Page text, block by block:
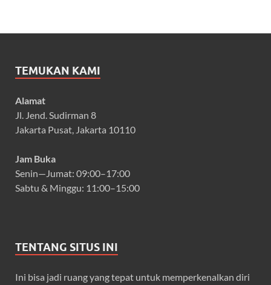
TEMUKAN KAMI
Alamat
Jl. Jend. Sudirman 8
Jakarta Pusat, Jakarta 10110
Jam Buka
Senin—Jumat: 09:00–17:00
Sabtu & Minggu: 11:00–15:00
TENTANG SITUS INI
Ini bisa jadi ruang yang tepat untuk memperkenalkan diri